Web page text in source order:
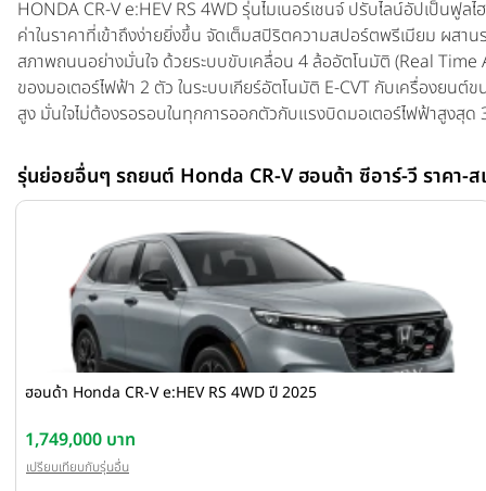
HONDA CR-V e:HEV RS 4WD รุ่นไมเนอร์เชนจ์ ปรับไลน์อัปเป็นฟู
ค่าในราคาที่เข้าถึงง่ายยิ่งขึ้น จัดเต็มสปิริตความสปอร์ตพรีเมียม ผส
สภาพถนนอย่างมั่นใจ ด้วยระบบขับเคลื่อน 4 ล้ออัตโนมัติ (Real Time
ของมอเตอร์ไฟฟ้า 2 ตัว ในระบบเกียร์อัตโนมัติ E-CVT กับเครื่องยน
สูง มั่นใจไม่ต้องรอรอบในทุกการออกตัวกับแรงบิดมอเตอร์ไฟฟ้าสูง
รุ่นย่อยอื่นๆ รถยนต์ Honda CR-V ฮอนด้า ซีอาร์-วี ราคา-ส
ฮอนด้า Honda CR-V e:HEV RS 4WD ปี 2025
1,749,000 บาท
เปรียบเทียบกับรุ่นอื่น